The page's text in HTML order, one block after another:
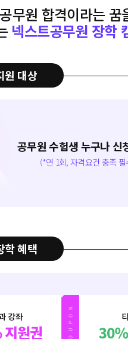
무원 합격이라는
넥스트공무원 장학
원 대상
공무원 수험생 누구나 신
(*연 1회, 자격요건 충족 필
학 혜택